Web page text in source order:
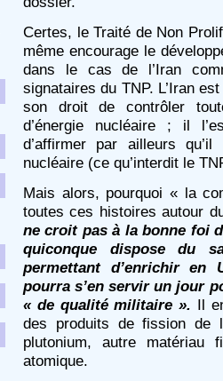
Certes, le Traité de Non
même encourage le
dans le cas de l’Iran
signataires du TNP. L’Iran
son droit de contrôler
d’énergie nucléaire ; il
d’affirmer par ailleurs
nucléaire (ce qu’interdit le
Mais alors, pourquoi « la
toutes ces histoires autour
ne croit pas à la bonne foi
quiconque dispose du
permettant d’enrichir en
pourra s’en servir un jour
« de qualité militaire ». Il
des produits de fission de
plutonium, autre matériau
atomique.